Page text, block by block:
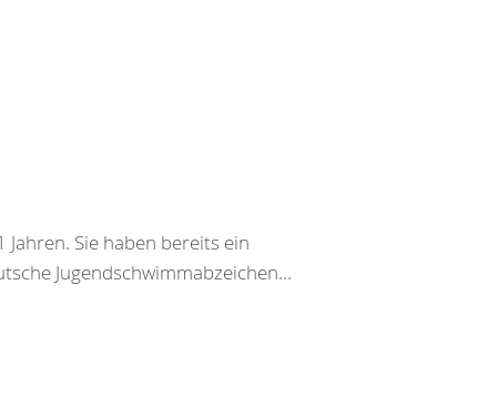
Sie haben bereits ein
Jugendschwimmabzeichen...